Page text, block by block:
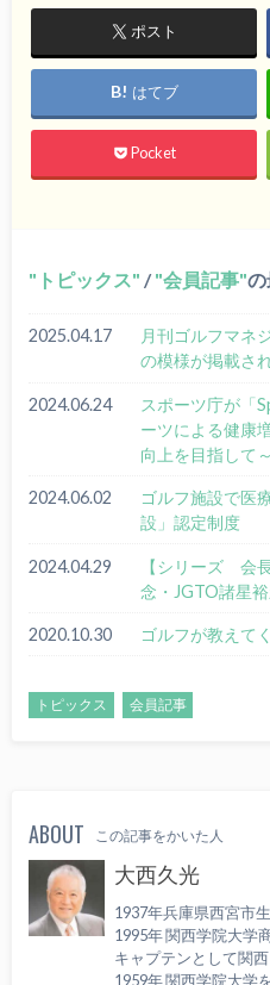
ポスト
はてブ
Pocket
トピックス / 会員記事
2025.04.17
月刊ゴルフマネ
の模様が掲載さ
2024.06.24
スポーツ庁が「
ーツによる健康
向上を目指して
2024.06.02
ゴルフ施設で医
設」認定制度
2024.04.29
【シリーズ 会
念・JGTO諸星
2020.10.30 ゴルフが教えて
トピックス 会員記事
ABOUT この記事をかいた人
大西久光
1937年兵庫県西宮市
1995年 関西学院大学
キャプテンとして関西
1959年 関西学院大学